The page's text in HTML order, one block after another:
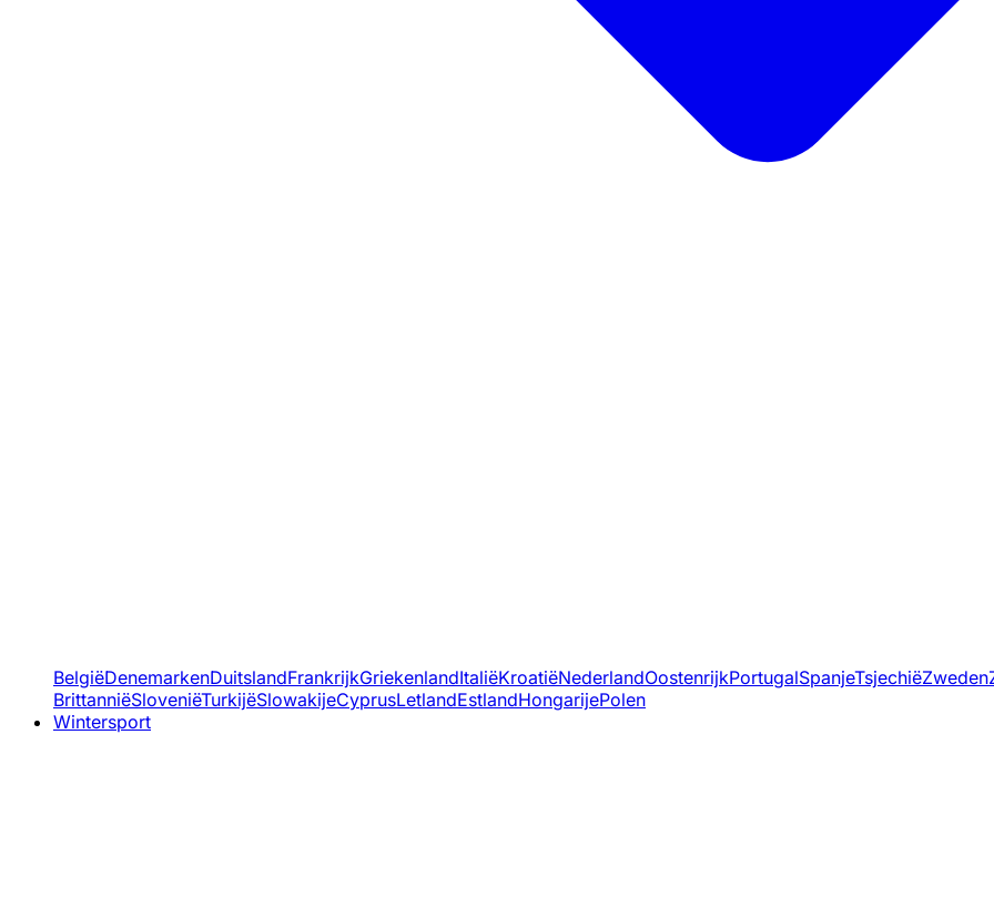
BelgiëDenemarkenDuitslandFrankrijkGriekenlandItaliëKroatiëNederlandOostenrijkPortugalSpanjeTsjechiëZweden
BrittanniëSloveniëTurkijëSlowakijeCyprusLetlandEstlandHongarijePolen
Wintersport